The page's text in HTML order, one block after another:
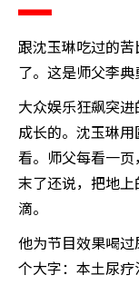
跟沈玉琳吃过的
了。这是师父李典
大众娱乐狂飙突
成长的。沈玉琳
看。师父每看一页
末了还说，把地
滴。
他为节目效果喝
个大字：本土尿